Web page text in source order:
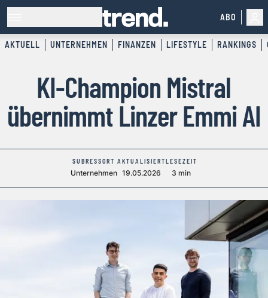
ABO
AKTUELL UNTERNEHMEN FINANZEN LIFESTYLE RANKINGS
KI-Champion Mistral
übernimmt Linzer Emmi AI
SUBRESSORT
Unternehmen
AKTUALISIERT
19.05.2026
LESEZEIT
3 min